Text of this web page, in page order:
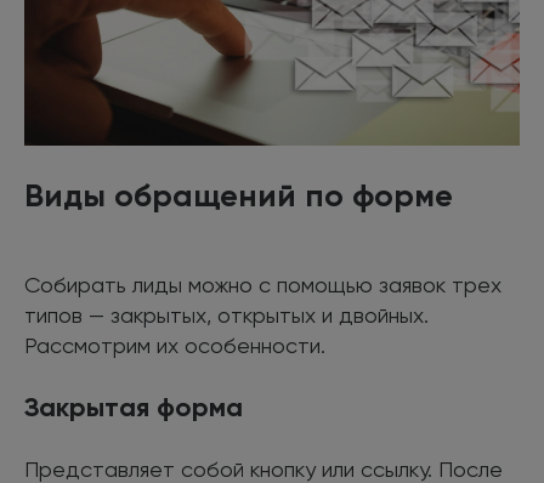
Виды обращений по форме
Собирать лиды можно с помощью заявок трех
типов — закрытых, открытых и двойных.
Рассмотрим их особенности.
Закрытая форма
Представляет собой кнопку или ссылку. После